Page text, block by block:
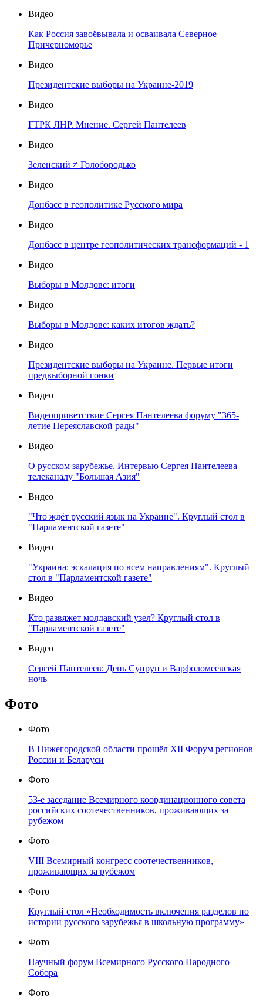
Видео
Как Россия завоёвывала и осваивала Северное
Причерноморье
Видео
Президентские выборы на Украине-2019
Видео
ГТРК ЛНР. Мнение. Сергей Пантелеев
Видео
Зеленский ≠ Голобородько
Видео
Донбасс в геополитике Русского мира
Видео
Донбасс в центре геополитических трансформаций - 1
Видео
Выборы в Молдове: итоги
Видео
Выборы в Молдове: каких итогов ждать?
Видео
Президентские выборы на Украине. Первые итоги
предвыборной гонки
Видео
Видеоприветствие Сергея Пантелеева форуму "365-
летие Переяславской рады"
Видео
О русском зарубежье. Интервью Сергея Пантелеева
телеканалу "Большая Азия"
Видео
"Что ждёт русский язык на Украине". Круглый стол в
"Парламентской газете"
Видео
"Украина: эскалация по всем направлениям". Круглый
стол в "Парламентской газете"
Видео
Кто развяжет молдавский узел? Круглый стол в
"Парламентской газете"
Видео
Сергей Пантелеев: День Супрун и Варфоломеевская
ночь
Фото
Фото
В Нижегородской области прошёл XII Форум регионов
России и Беларуси
Фото
53-е заседание Всемирного координационного совета
российских соотечественников, проживающих за
рубежом
Фото
VIII Всемирный конгресс соотечественников,
проживающих за рубежом
Фото
Круглый стол «Необходимость включения разделов по
истории русского зарубежья в школьную программу»
Фото
Научный форум Всемирного Русского Народного
Собора
Фото